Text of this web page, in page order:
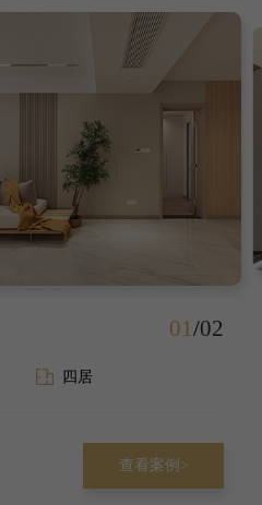
01/02
四居
查看案例>